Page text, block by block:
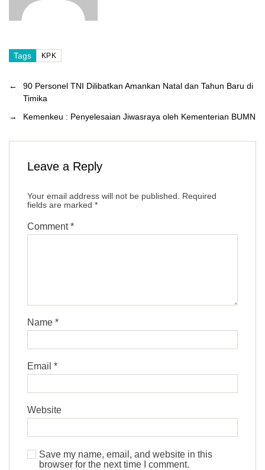
Tags KPK
←
90 Personel TNI Dilibatkan Amankan Natal dan Tahun Baru di
Timika
→
Kemenkeu : Penyelesaian Jiwasraya oleh Kementerian BUMN
Leave a Reply
Your email address will not be published.
Required
fields are marked *
Comment*
Name *
Email *
Website
Save my name, email, and website in this
browser for the next time I comment.